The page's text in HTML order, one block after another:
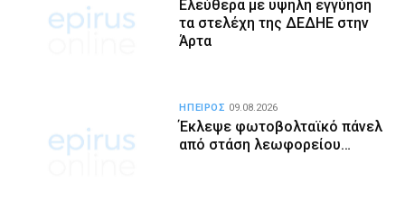
Ελεύθερα με υψηλή εγγύηση
τα στελέχη της ΔΕΔΗΕ στην
Άρτα
Έκλεψε φωτοβολταϊκό πάνελ
από στάση λεωφορείου…
ΗΠΕΙΡΟΣ 09.08.2026